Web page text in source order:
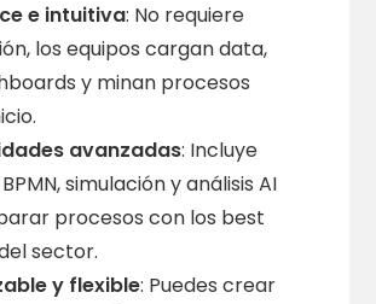
e intuitiva: No requiere
los equipos cargan data,
y minan procesos
avanzadas: Incluye
simulación y análisis AI
procesos con los best
sector.
y flexible: Puedes crear